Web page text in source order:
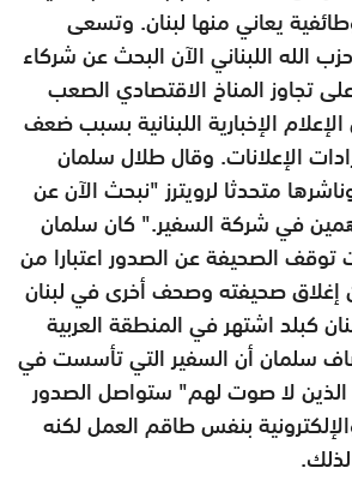
يعاني منها لبنان. وتسعى
الله اللبناني الآن البحث عن شركاء
تجاوز المناخ الاقتصادي الصعب
الإخبارية اللبنانية بسبب ضعف
الإعلانات. وقال طلال سلمان
متحدثا لرويترز "نبحث الآن عن
في شركة السفير." كان سلمان
توقف الصحيفة عن الصدور اعتبارا من
إغلاق صحيفته وصحف أخرى في لبنان
كبلد اشتهر في المنطقة العربية
سلمان أن السفير التي تأسست في
الذين لا صوت لهم" ستواصل الصدور
بنفس طاقم العمل لكنه